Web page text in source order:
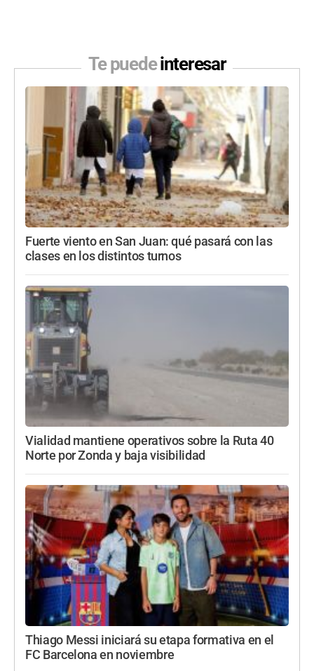
Te puedeinteresar
Fuerte viento en San Juan: qué pasará con las
clases en los distintos turnos
Vialidad mantiene operativos sobre la Ruta 40
Norte por Zonda y baja visibilidad
Thiago Messi iniciará su etapa formativa en el
FC Barcelona en noviembre